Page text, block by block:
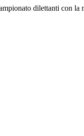
dilettanti con